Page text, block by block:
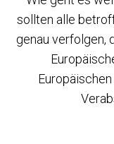
sollten alle
genau verfolgen,